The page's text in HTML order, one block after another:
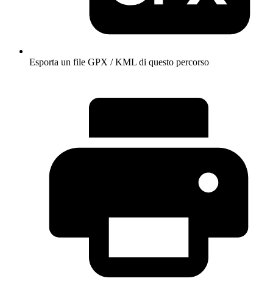
Esporta un file GPX / KML di questo percorso